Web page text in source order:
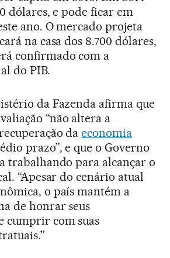
dólares, e pode ficar em
ano. O mercado projeta
na casa dos 8.700 dólares,
confirmado com a
do PIB.
da Fazenda afirma que
“não altera a
daeconomia
prazo”, e que o Governo
trabalhando para alcançar o
“Apesar do cenário atual
o país mantém a
de honrar seus
cumprir com suas